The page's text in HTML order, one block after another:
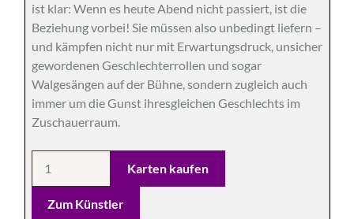
ist klar: Wenn es heute Abend nicht passiert, ist die
Beziehung vorbei! Sie müssen also unbedingt liefern –
und kämpfen nicht nur mit Erwartungsdruck, unsicher
gewordenen Geschlechterrollen und sogar
Walgesängen auf der Bühne, sondern zugleich auch
immer um die Gunst ihresgleichen Geschlechts im
Zuschauerraum.
Zum Künstler